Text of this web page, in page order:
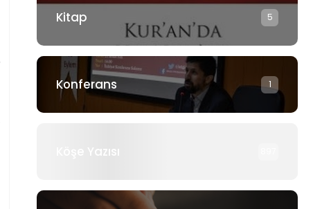
Kitap 5
Konferans 1
Köşe Yazısı